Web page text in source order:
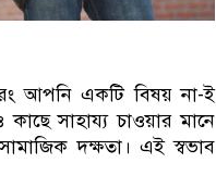
আপনি একটি বিষয় না-ই
সাহায্য চাওয়ার মানে
দক্ষতা। এই স্বভাব